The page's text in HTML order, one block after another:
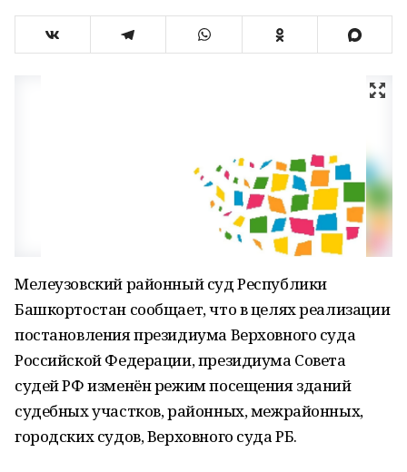
Мелеузовский районный суд Республики
Башкортостан сообщает, что в целях реализации
постановления президиума Верховного суда
Российской Федерации, президиума Совета
судей РФ изменён режим посещения зданий
судебных участков, районных, межрайонных,
городских судов, Верховного суда РБ.